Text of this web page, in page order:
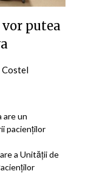
putea
Costel
are un
pacienților
a Unității de